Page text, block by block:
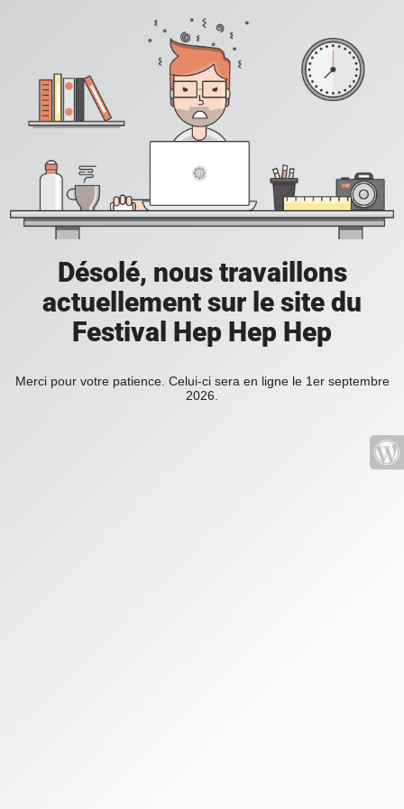
Désolé, nous travaillons
actuellement sur le site du
Festival Hep Hep Hep
Merci pour votre patience. Celui-ci sera en ligne le 1er septembre
2026.